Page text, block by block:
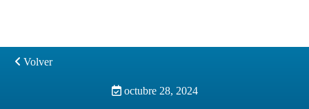
Volver
octubre 28, 2024